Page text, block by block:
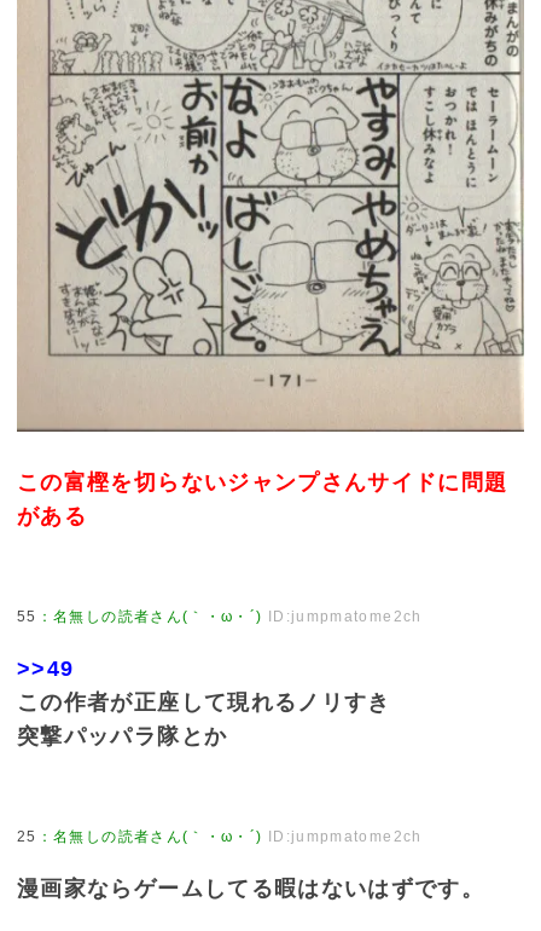
この富樫を切らないジャンプさんサイドに問題
がある
55 ：名無しの読者さん(｀・ω・´) ID:jumpmatome2ch
>>49
この作者が正座して現れるノリすき
突撃パッパラ隊とか
25 ：名無しの読者さん(｀・ω・´) ID:jumpmatome2ch
漫画家ならゲームしてる暇はないはずです。